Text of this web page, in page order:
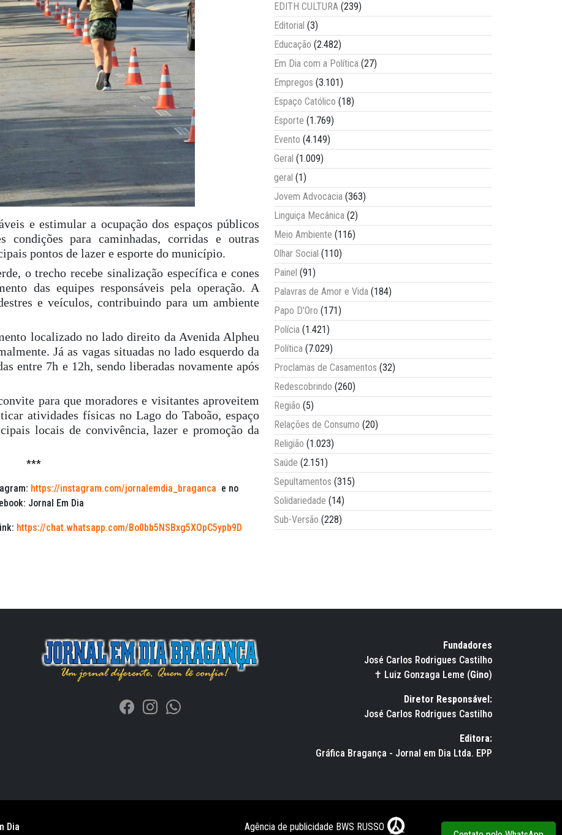
e estimular a ocupação dos espaços públicos
condições para caminhadas, corridas e outras
pontos de lazer e esporte do município.
o trecho recebe sinalização específica e cones
das equipes responsáveis pela operação. A
e veículos, contribuindo para um ambiente
localizado no lado direito da Avenida Alpheu
Já as vagas situadas no lado esquerdo da
entre 7h e 12h, sendo liberadas novamente após
para que moradores e visitantes aproveitem
atividades físicas no Lago do Taboão, espaço
locais de convivência, lazer e promoção da
***
https://instagram.com/jornalemdia_braganca e no
Jornal Em Dia
https://chat.whatsapp.com/Bo0bb5NSBxg5XOpC5ypb9D
EDITH CULTURA (239)
Editorial (3)
Educação (2.482)
Em Dia com a Política (27)
Empregos (3.101)
Espaço Católico (18)
Esporte (1.769)
Evento (4.149)
Geral (1.009)
geral (1)
Jovem Advocacia (363)
Linguiça Mecânica (2)
Meio Ambiente (116)
Olhar Social (110)
Painel (91)
Palavras de Amor e Vida (184)
Papo D'Oro (171)
Polícia (1.421)
Política (7.029)
Proclamas de Casamentos (32)
Redescobrindo (260)
Região (5)
Relações de Consumo (20)
Religião (1.023)
Saúde (2.151)
Sepultamentos (315)
Solidariedade (14)
Sub-Versão (228)
Fundadores
José Carlos Rodrigues Castilho
✝ Luiz Gonzaga Leme (Gino)
Diretor Responsável:
José Carlos Rodrigues Castilho
Editora:
Gráfica Bragança - Jornal em Dia Ltda. EPP
Dia Agência de publicidade BWS RUSSO